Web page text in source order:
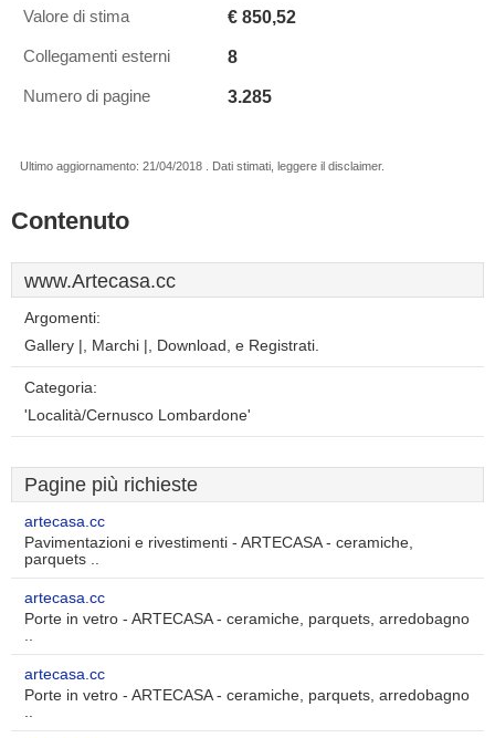
Valore di stima € 850,52
Collegamenti esterni 8
Numero di pagine 3.285
Ultimo aggiornamento: 21/04/2018 . Dati stimati, leggere il disclaimer.
Contenuto
www.Artecasa.cc
Argomenti:
Gallery |, Marchi |, Download, e Registrati.
Categoria:
'Località/Cernusco Lombardone'
Pagine più richieste
artecasa.cc
Pavimentazioni e rivestimenti - ARTECASA - ceramiche,
parquets ..
artecasa.cc
Porte in vetro - ARTECASA - ceramiche, parquets, arredobagno
..
artecasa.cc
Porte in vetro - ARTECASA - ceramiche, parquets, arredobagno
..